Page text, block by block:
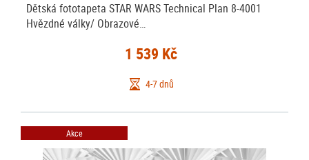
Dětská fototapeta STAR WARS Technical Plan 8-4001
Hvězdné války/ Obrazové…
1 539 Kč
4-7 dnů
Akce